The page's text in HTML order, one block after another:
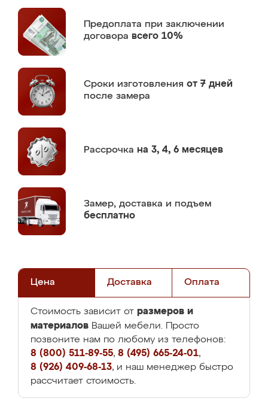
Предоплата при заключении
договора всего 10%
Сроки изготовления от 7 дней
после замера
Рассрочка на 3, 4, 6 месяцев
Замер, доставка и подъем
бесплатно
Цена Доставка Оплата
Стоимость зависит от размеров и
материалов Вашей мебели. Просто
позвоните нам по любому из телефонов:
8 (800) 511-89-55, 8 (495) 665-24-01,
8 (926) 409-68-13, и наш менеджер быстро
рассчитает стоимость.